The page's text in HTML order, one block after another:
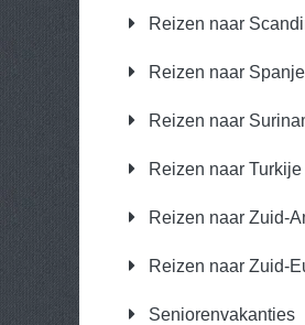
Reizen naar
Reizen naar Spanje
Reizen naar
Reizen naar Turkije
Reizen naar Zuid-
Reizen naar Zuid-
Seniorenvakanties